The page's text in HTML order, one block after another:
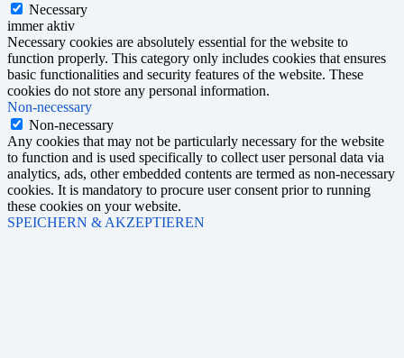
Necessary
immer aktiv
Necessary cookies are absolutely essential for the website to
function properly. This category only includes cookies that ensures
basic functionalities and security features of the website. These
cookies do not store any personal information.
Non-necessary
Non-necessary
Any cookies that may not be particularly necessary for the website
to function and is used specifically to collect user personal data via
analytics, ads, other embedded contents are termed as non-necessary
cookies. It is mandatory to procure user consent prior to running
these cookies on your website.
SPEICHERN & AKZEPTIEREN